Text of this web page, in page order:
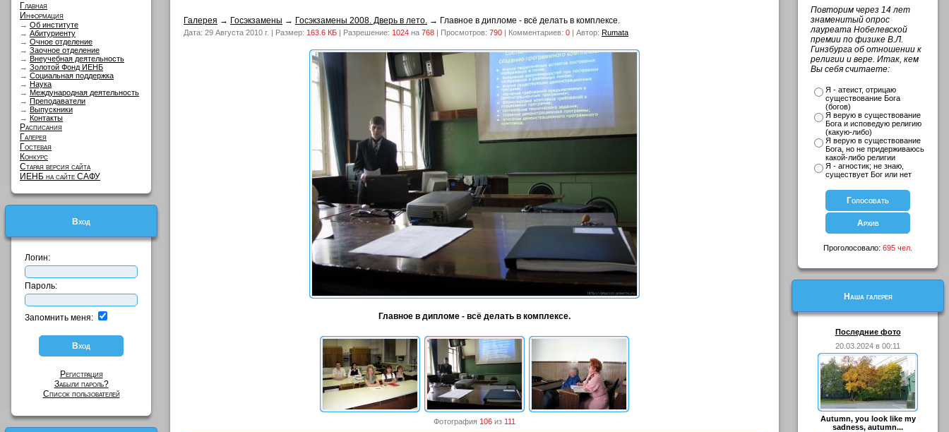
Главная
Информация
→ Об институте
→ Абитуриенту
→ Очное отделение
→ Заочное отделение
→ Внеучебная деятельность
→ Золотой Фонд ИЕНБ
→ Социальная поддержка
→ Наука
→ Международная деятельность
→ Преподаватели
→ Выпускники
→ Контакты
Расписания
Галерея
Гостевая
Конкурс
Старая версия сайта
ИЕНБ на сайте САФУ
Вход
Логин:
Пароль:
Запомнить меня:
Регистрация
Забыли пароль?
Список пользователей
Галерея → Госэкзамены → Госэкзамены 2008. Дверь в лето. → Главное в дипломе - всё делать в комплексе.
Дата: 29 Августа 2010 г. | Размер: 163.6 КБ | Разрешение: 1024 на 768 | Просмотров: 790 | Комментариев: 0 | Автор: Rumata
Главное в дипломе - всё делать в комплексе.
Фотография 106 из 111
Повторим через 14 лет
знаменитый опрос
лауреата Нобелевской
премии по физике В.Л.
Гинзбурга об отношении к
религии и вере. Итак, кем
Вы себя считаете:
Я - атеист, отрицаю
существование Бога
(богов)
Я верую в существование
Бога и исповедую религию
(какую-либо)
Я верую в существование
Бога, но не придерживаюсь
какой-либо религии
Я - агностик; не знаю,
существует Бог или нет
Проголосовало: 695 чел.
Наша галерея
Последние фото
20.03.2024 в 00:11
Autumn, you look like my
sadness, autumn...